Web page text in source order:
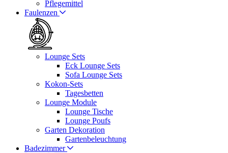
Pflegemittel
Faulenzen
Lounge Sets
Eck Lounge Sets
Sofa Lounge Sets
Kokon-Sets
Tagesbetten
Lounge Module
Lounge Tische
Lounge Poufs
Garten Dekoration
Gartenbeleuchtung
Badezimmer